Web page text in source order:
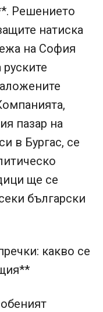
Решението
натиска
на София
пазар на
в Бургас, се
ще се
български
какво се